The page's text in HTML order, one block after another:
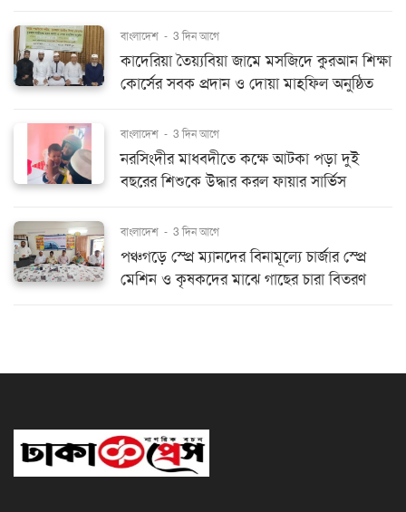
বাংলাদেশ - 3 দিন আগে
কাদেরিয়া তৈয়্যবিয়া জামে মসজিদে কুরআন শিক্ষা
কোর্সের সবক প্রদান ও দোয়া মাহফিল অনুষ্ঠিত
বাংলাদেশ - 3 দিন আগে
নরসিংদীর মাধবদীতে কক্ষে আটকা পড়া দুই
বছরের শিশুকে উদ্ধার করল ফায়ার সার্ভিস
বাংলাদেশ - 3 দিন আগে
পঞ্চগড়ে স্প্রে ম্যানদের বিনামূল্যে চার্জার স্প্রে
মেশিন ও কৃষকদের মাঝে গাছের চারা বিতরণ